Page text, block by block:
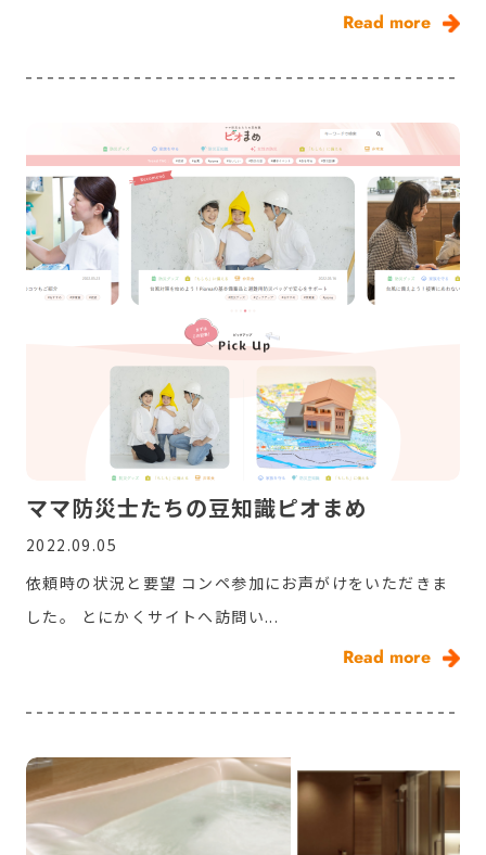
Read more
ママ防災士たちの豆知識ピオまめ
2022.09.05
依頼時の状況と要望 コンペ参加にお声がけをいただきま
した。 とにかくサイトへ訪問い...
Read more